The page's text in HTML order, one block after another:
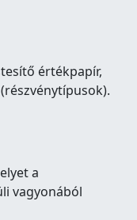
értékpapír,
a
vagyonából